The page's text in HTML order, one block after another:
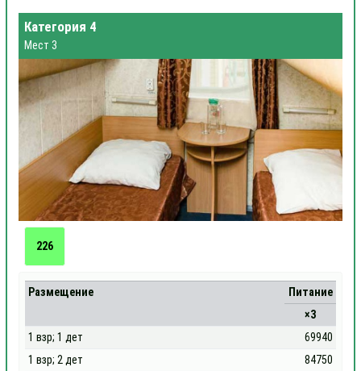
Категория 4
Мест 3
226
Размещение
Питание
×3
1 взр; 1 дет
69940
1 взр; 2 дет
84750